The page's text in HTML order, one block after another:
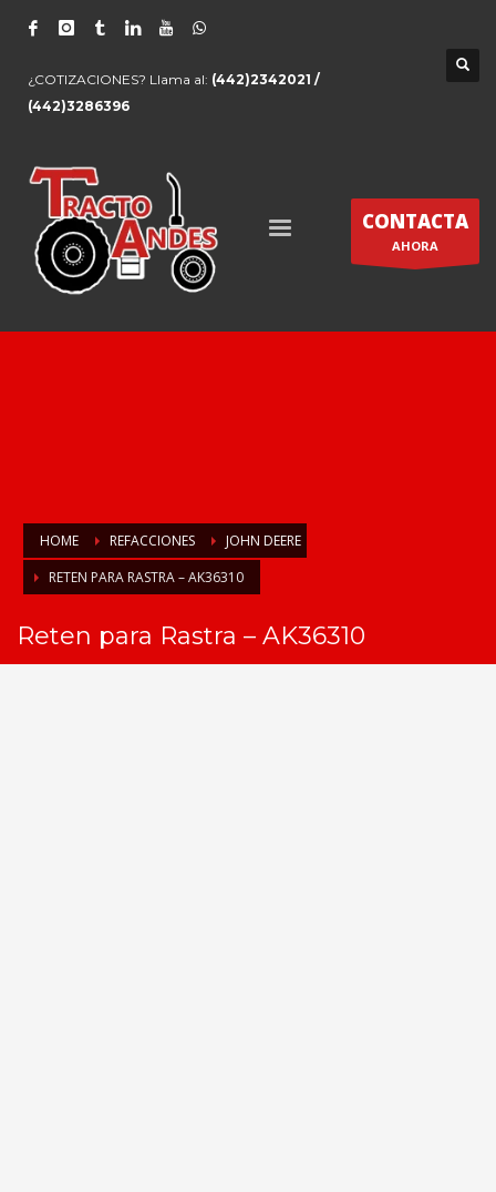
¿COTIZACIONES? Llama al: (442)2342021 /
(442)3286396
CONTACTA
AHORA
HOME REFACCIONES
JOHN DEERE
RETEN PARA RASTRA – AK36310
Reten para Rastra – AK36310